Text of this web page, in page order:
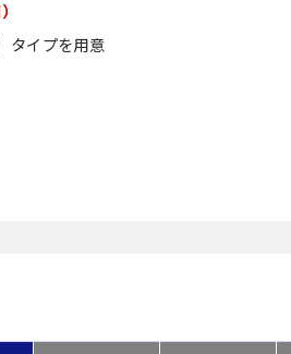
タイプを用意